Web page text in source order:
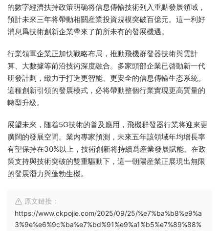
的數字經濟扶持政策明确将信息傳輸技術列入重點發展領域，
預計未來三年将帶動相關産業投資規模突破百億元。這一利好
消息爲技術創新企業帶來了前所未有的發展機遇。
行業領軍企業正加快戰略布局，推動飛機群發器技術與雲計
算、大數據等前沿技術深度融合。多家頭部企業已啓動新一代
研發計劃，緻力于打造更智能、更安全的信息傳輸生态系統。
這種創新引領的發展模式，必将帶動整個行業實現更高質量的
轉型升級。
展望未來，随着5G技術的普及 應用 ，飛機群發器行業将迎來更
廣闊的發展空間。業内專家預測，未來五年該領域年均增長率
有望保持在30%以上，技術創新将持續爲産業發展賦能。在政
策支持與技術突破的雙重驅動下，這一朝陽産業正展現出無限
的發展潛力與蓬勃生機。
原文鏈接：
https://www.ckpojie.com/2025/09/25/%e7%ba%b8%e9%a
3%9e%e6%9c%ba%e7%bd%91%e9%a1%b5%e7%89%88%